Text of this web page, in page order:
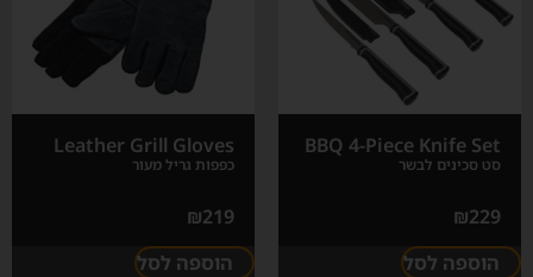
BBQ 4-Piece Knife Set
סט סכינים לבשר
₪229
הוספה לסל
Leather Grill Gloves
כפפות גריל מעור
₪219
הוספה לסל